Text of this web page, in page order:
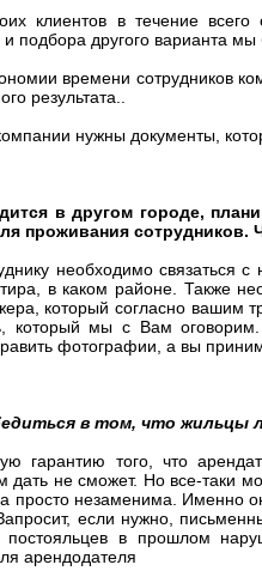
клиентов в течение
и подбора другого варианта
времени сотрудников
результата..
нужны документы,
в другом городе,
проживания сотрудников.
необходимо связаться с
в каком районе. Также
который согласно вашим
который мы с Вам
фотографии, а вы
в том, что
гарантию того, что
дать не сможет. Но все-таки
просто незаменима. Именно
если нужно,
в прошлом
арендодателя